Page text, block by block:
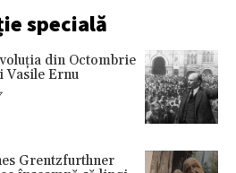
specială
din Octombrie
Vasile Ernu
Grentzfurthner